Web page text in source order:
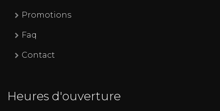
Promotions
Faq
Contact
Heures d'ouverture